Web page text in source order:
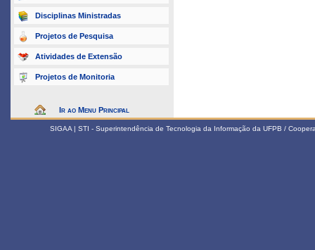
Disciplinas Ministradas
Projetos de Pesquisa
Atividades de Extensão
Projetos de Monitoria
Ir ao Menu Principal
SIGAA | STI - Superintendência de Tecnologia da Informação da UFPB /